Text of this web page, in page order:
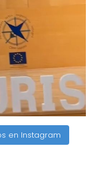
en Instagram